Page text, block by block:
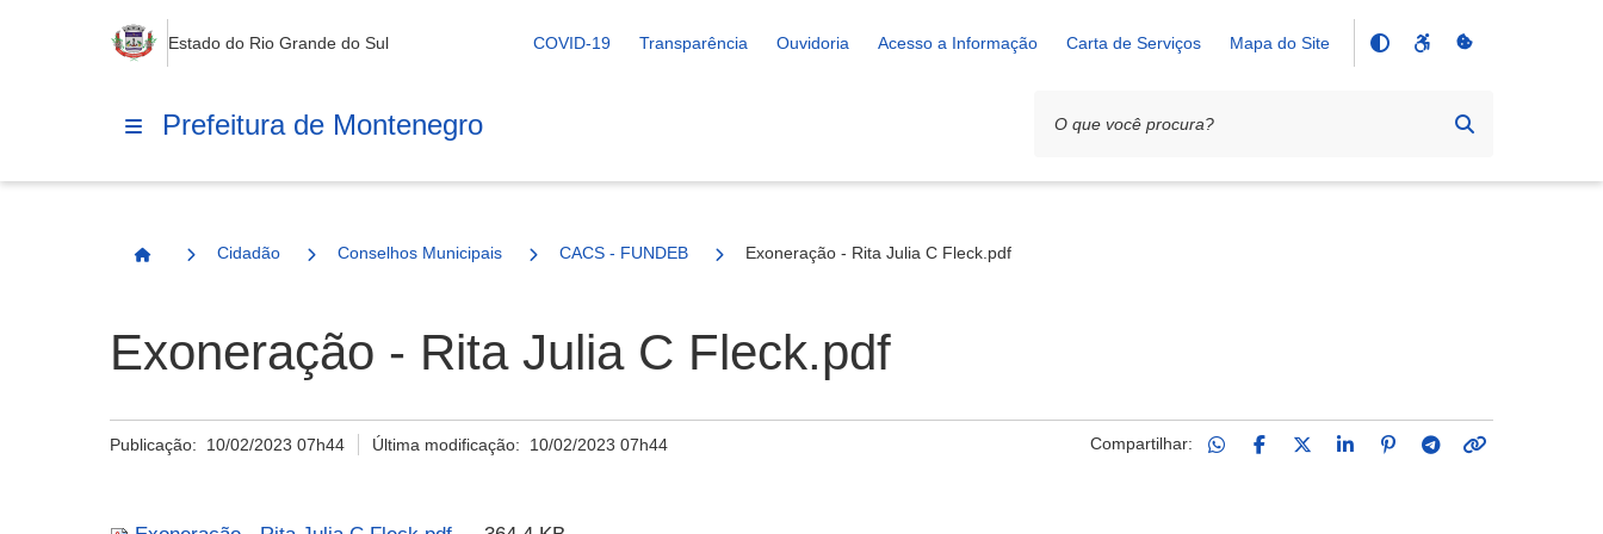
Estado do Rio Grande do Sul COVID-19 Transparência Ouvidoria Acesso a Informação Carta de Serviços Mapa do Site
Prefeitura de Montenegro
Página Inicial
Cidadão Conselhos Municipais CACS - FUNDEB Exoneração - Rita Julia C Fleck.pdf
Exoneração - Rita Julia C Fleck.pdf
Publicação: 10/02/2023 07h44 Última modificação: 10/02/2023 07h44 Compartilhar: